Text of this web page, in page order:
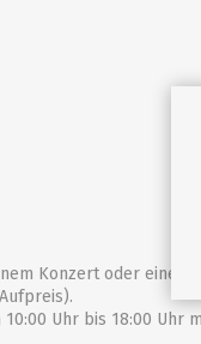
Konzert oder einem
Uhr bis 18:00 Uhr